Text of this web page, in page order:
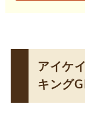
アイケ
キング